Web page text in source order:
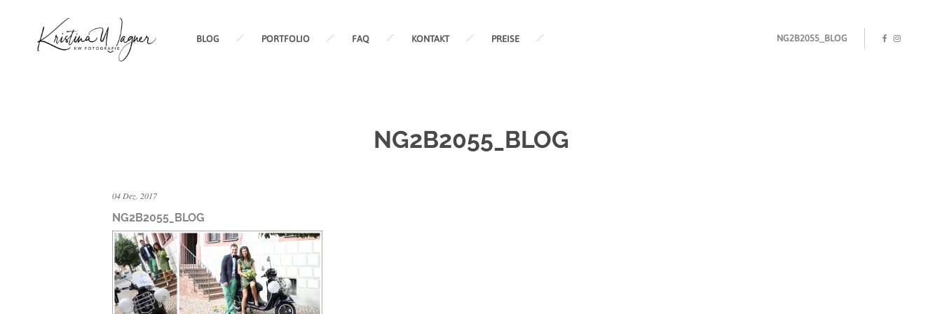
BLOG PORTFOLIO FAQ KONTAKT PREISE NG2B2055_BLOG
NG2B2055_BLOG
04 Dez. 2017
NG2B2055_BLOG